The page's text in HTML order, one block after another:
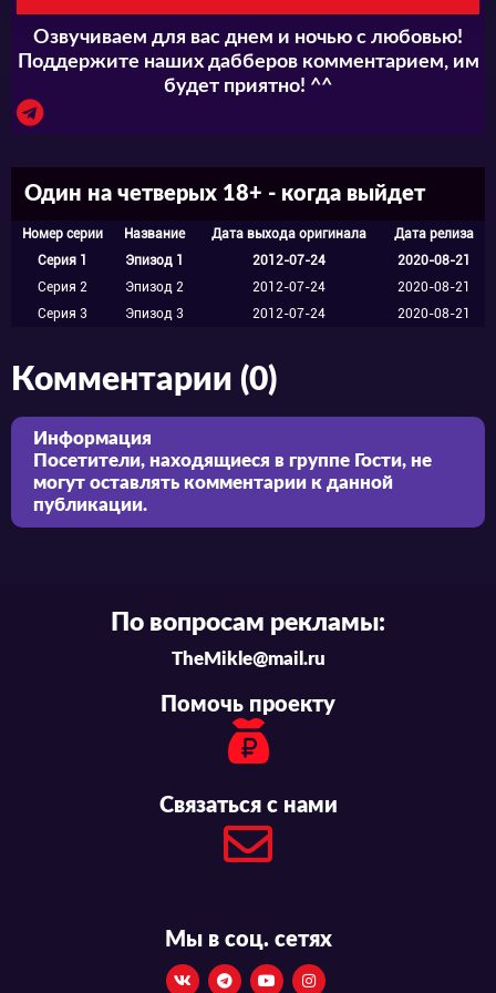
Озвучиваем для вас днем и ночью с любовью!
Поддержите наших дабберов комментарием, им
будет приятно! ^^
Один на четверых 18+ - когда выйдет
Номер серии Название Дата выхода оригинала
Дата релиза
Серия 1
Эпизод 1 2012-07-24
2020-08-21
Серия 2
Эпизод 2 2012-07-24
2020-08-21
Серия 3
Эпизод 3 2012-07-24 2020-08-21
Комментарии (0)
Информация
Посетители, находящиеся в группе Гости, не
могут оставлять комментарии к данной
публикации.
По вопросам рекламы:
TheMikle@mail.ru
Помочь проекту
Связаться с нами
Мы в соц. сетях